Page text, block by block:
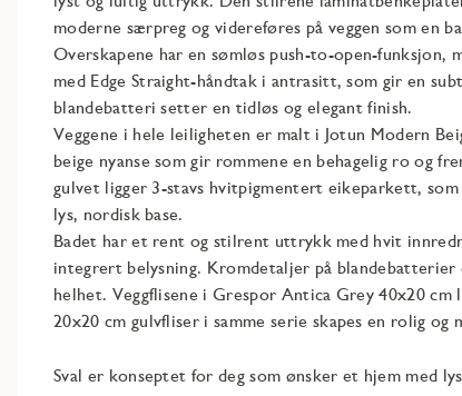
moderne særpreg og videreføres på veggen som en
Overskapene har en sømløs push-to-open-funksjon,
med Edge Straight-håndtak i antrasitt, som gir en
blandebatteri setter en tidløs og elegant finish.​
Veggene i hele leiligheten er malt i Jotun Modern
beige nyanse som gir rommene en behagelig ro og
gulvet ligger 3-stavs hvitpigmentert eikeparkett,
lys, nordisk base.​
Badet har et rent og stilrent uttrykk med hvit
integrert belysning. Kromdetaljer på blandebatterier
helhet. Veggflisene i Grespor Antica Grey 40x20 cm
20x20 cm gulvfliser i samme serie skapes en rolig og
Sval er konseptet for deg som ønsker et hjem med